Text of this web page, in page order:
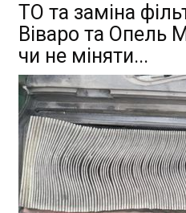
ТО та заміна
Віваро та Опель
чи не міняти...